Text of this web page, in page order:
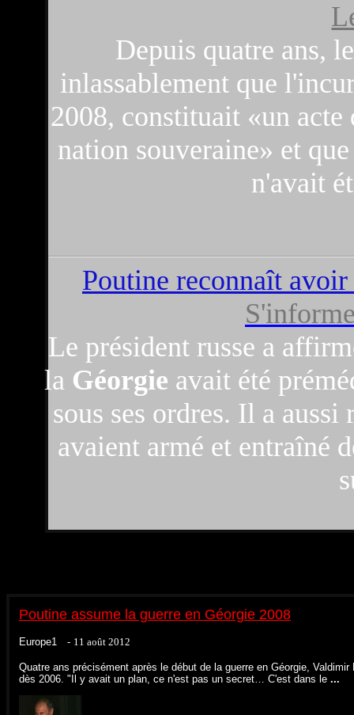
Depuis quatre ans,
inlassablement que
2008, constituait «un acte
nation souveraine» et
n'avait
Poutine reconnaît
Le président russe a
la Géorgie avait été
sous ses ordres. Il a
avaient armé et entraîné
Poutine assume la guerre en Géorgie 2008
Europe1 - ‎11 août 2012‎
Quatre ans précisément après le début de la guerre en Géorgie,
dès 2006. "Il y avait un plan, ce n'est pas un secret… C'est dans le ...